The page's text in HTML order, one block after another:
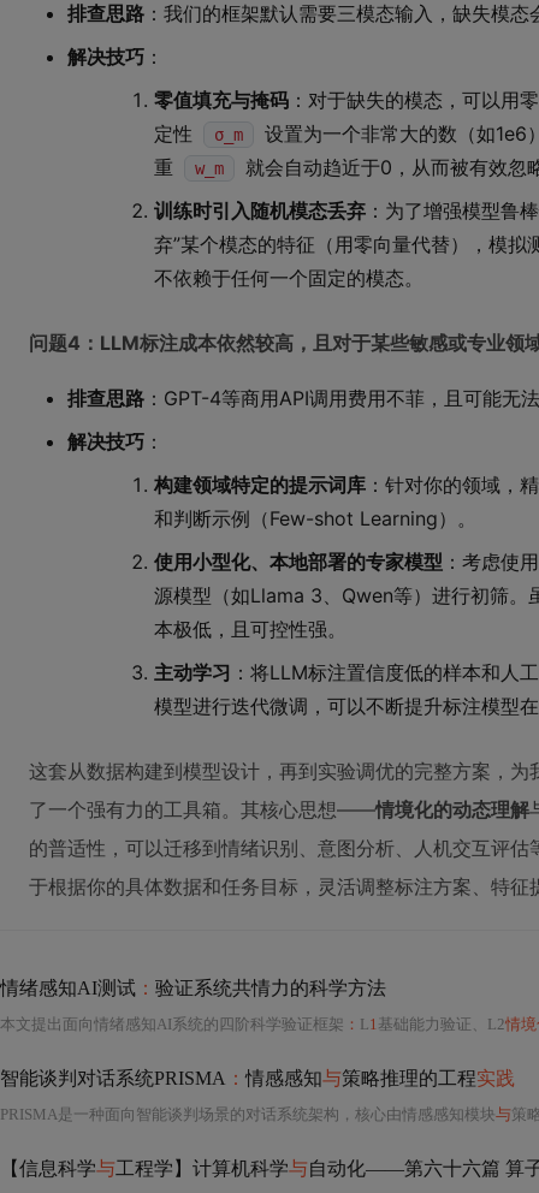
排查思路 ：我们的框架默认需要三模态输入，缺失模
解决技巧 ：
零值填充与掩码 ：对于缺失的模态，可以用
定性
σ_m
设置为一个非常大的数（如1e6
重
w_m
就会自动趋近于0，从而被有效忽
训练时引入随机模态丢弃 ：为了增强模型鲁
弃”某个模态的特征（用零向量代替），模
不依赖于任何一个固定的模态。
问题4：LLM标注成本依然较高，且对于某些敏感或专业领
排查思路 ：GPT-4等商用API调用费用不菲，且可能无
解决技巧 ：
构建领域特定的提示词库 ：针对你的领域，
和判断示例（Few-shot Learning）。
使用小型化、本地部署的专家模型 ：考虑使
源模型（如Llama 3、Qwen等）进行初筛。
本极低，且可控性强。
主动学习 ：将LLM标注置信度低的样本和人
模型进行迭代微调，可以不断提升标注模型
这套从数据构建到模型设计，再到实验调优的完整方案，
了一个强有力的工具箱。其核心思想——情境化的动态理解
的普适性，可以迁移到情绪识别、意图分析、人机交互评
于根据你的具体数据和任务目标，灵活调整标注方案、特征
情绪感知AI测试 ： 验证系统共情力的科学方法
本文提出面向情绪感知AI系统的四阶科学验证框架 ： L1基础能力验证、L2情
智能谈判对话系统PRISMA ：情感感知与策略推理的工程实践
PRISMA是一种面向智能谈判场景的对话系统架构，核心由情感感知模块与策略
【信息科学与工程学】计算机科学与自动化——第六十六篇 算